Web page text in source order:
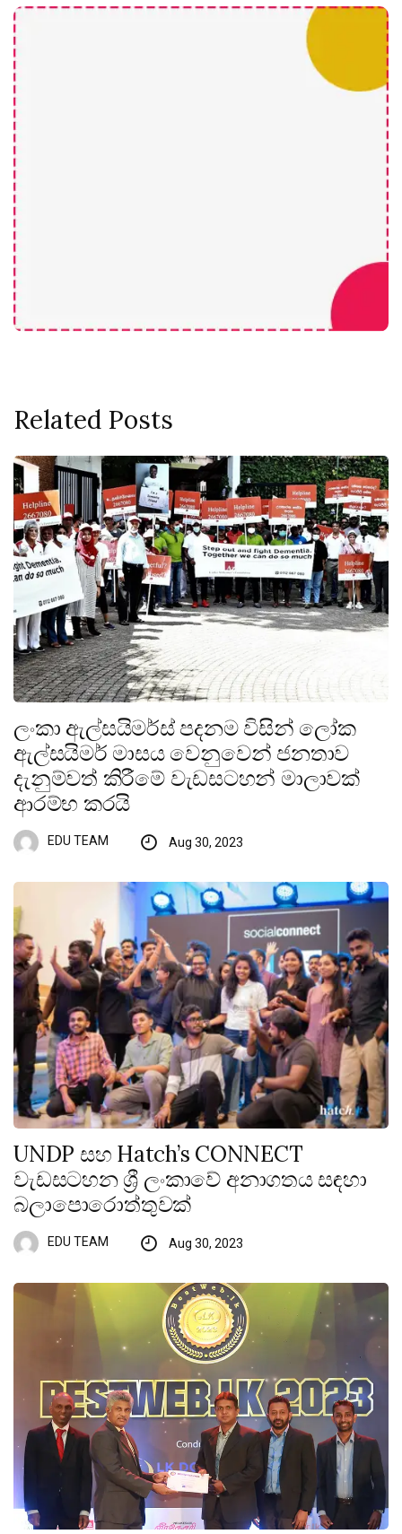
Related Posts
ලංකා ඇල්සයිමර්ස් පදනම විසින් ලෝක
ඇල්සයිමර් මාසය වෙනුවෙන් ජනතාව
දැනුම්වත් කිරීමේ වැඩසටහන් මාලාවක්
ආරම්භ කරයි
EDU TEAM Aug 30, 2023
UNDP සහ Hatch’s CONNECT
වැඩසටහන ශ්‍රී ලංකාවේ අනාගතය සඳහා
බලාපොරොත්තුවක්
EDU TEAM Aug 30, 2023